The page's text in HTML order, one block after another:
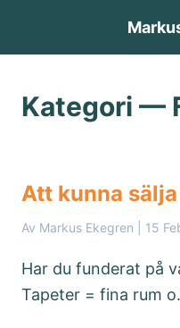
Kategori —
Att kunna sälja
Av Markus Ekegren | 15
Har du funderat på
Tapeter = fina rum